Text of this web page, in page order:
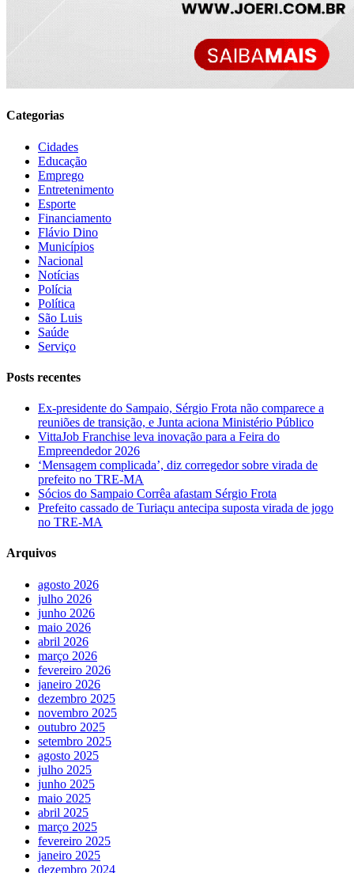
Categorias
Cidades
Educação
Emprego
Entretenimento
Esporte
Financiamento
Flávio Dino
Municípios
Nacional
Notícias
Polícia
Política
São Luis
Saúde
Serviço
Posts recentes
Ex-presidente do Sampaio, Sérgio Frota não comparece a
reuniões de transição, e Junta aciona Ministério Público
VittaJob Franchise leva inovação para a Feira do
Empreendedor 2026
‘Mensagem complicada’, diz corregedor sobre virada de
prefeito no TRE-MA
Sócios do Sampaio Corrêa afastam Sérgio Frota
Prefeito cassado de Turiaçu antecipa suposta virada de jogo
no TRE-MA
Arquivos
agosto 2026
julho 2026
junho 2026
maio 2026
abril 2026
março 2026
fevereiro 2026
janeiro 2026
dezembro 2025
novembro 2025
outubro 2025
setembro 2025
agosto 2025
julho 2025
junho 2025
maio 2025
abril 2025
março 2025
fevereiro 2025
janeiro 2025
dezembro 2024